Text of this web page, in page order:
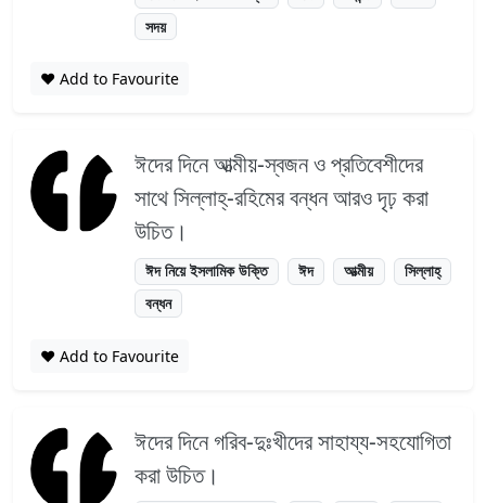
সদয়
❤️ Add to Favourite
ঈদের দিনে আত্মীয়-স্বজন ও প্রতিবেশীদের
সাথে সিল্লাহ্‌-রহিমের বন্ধন আরও দৃঢ় করা
উচিত।
ঈদ নিয়ে ইসলামিক উক্তি ঈদ আত্মীয়
সিল্লাহ্‌
বন্ধন
❤️ Add to Favourite
ঈদের দিনে গরিব-দুঃখীদের সাহায্য-সহযোগিতা
করা উচিত।